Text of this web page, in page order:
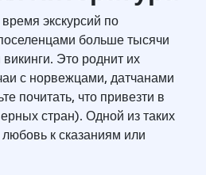
экскурсий по
больше тысячи
Это роднит их
с норвежцами, датчанами
почитать, что привезти в
стран). Одной из таких
к сказаниям или